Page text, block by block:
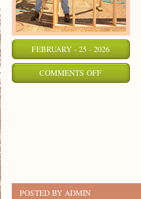
FEBRUARY - 25 - 2026
COMMENTS OFFON
POSTED BY ADMIN